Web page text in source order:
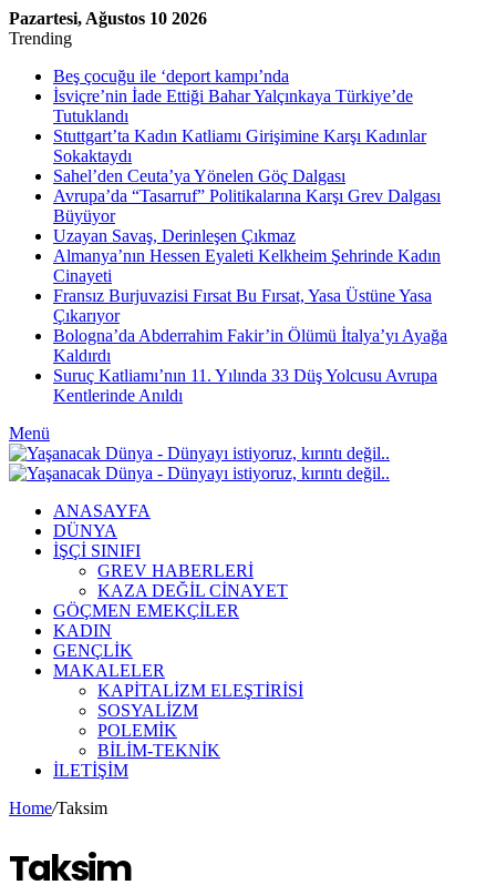
Pazartesi, Ağustos 10 2026
Trending
Beş çocuğu ile ‘deport kampı’nda
İsviçre’nin İade Ettiği Bahar Yalçınkaya Türkiye’de
Tutuklandı
Stuttgart’ta Kadın Katliamı Girişimine Karşı Kadınlar
Sokaktaydı
Sahel’den Ceuta’ya Yönelen Göç Dalgası
Avrupa’da “Tasarruf” Politikalarına Karşı Grev Dalgası
Büyüyor
Uzayan Savaş, Derinleşen Çıkmaz
Almanya’nın Hessen Eyaleti Kelkheim Şehrinde Kadın
Cinayeti
Fransız Burjuvazisi Fırsat Bu Fırsat, Yasa Üstüne Yasa
Çıkarıyor
Bologna’da Abderrahim Fakir’in Ölümü İtalya’yı Ayağa
Kaldırdı
Suruç Katliamı’nın 11. Yılında 33 Düş Yolcusu Avrupa
Kentlerinde Anıldı
Menü
ANASAYFA
DÜNYA
İŞÇİ SINIFI
GREV HABERLERİ
KAZA DEĞİL CİNAYET
GÖÇMEN EMEKÇİLER
KADIN
GENÇLİK
MAKALELER
KAPİTALİZM ELEŞTİRİSİ
SOSYALİZM
POLEMİK
BİLİM-TEKNİK
ILETIŞIM
Home/Taksim
Taksim